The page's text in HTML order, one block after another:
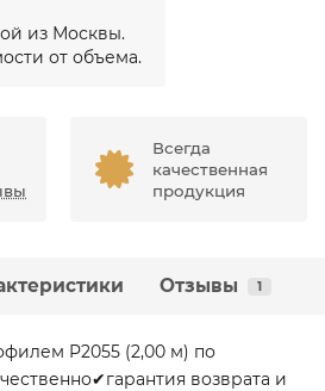
из Москвы.
от объема.
Всегда
качественная
продукция
Отзывы 1
P2055 (2,00 м) по
возврата и